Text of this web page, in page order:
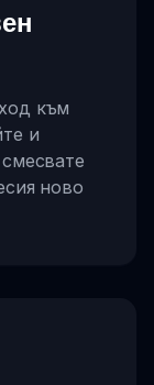
към
и
ново